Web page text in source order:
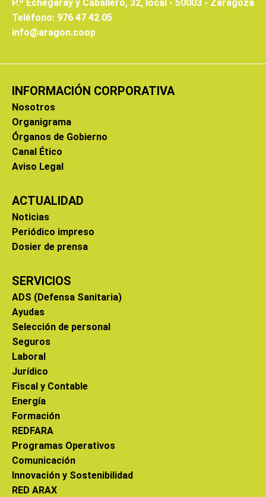
P.º Echegaray y Caballero, 32, local - 50003 - Zaragoza
Teléfono: 976 47 42 05
info@aragon.coop
INFORMACIÓN CORPORATIVA
Nosotros
Organigrama
Órganos de Gobierno
Canal Ético
Aviso Legal
ACTUALIDAD
Noticias
Periódico impreso
Dosier de prensa
SERVICIOS
ADS (Defensa Sanitaria)
Ayudas
Selección de personal
Seguros
Laboral
Jurídico
Fiscal y Contable
Energía
Formación
REDFARA
Programas Operativos
Comunicación
Innovación y Sostenibilidad
RED ARAX